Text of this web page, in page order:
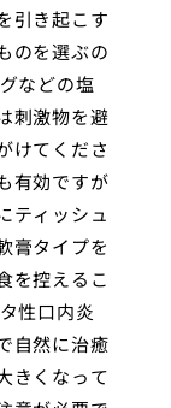
引き起こす
のを選ぶの
などの塩
刺激物を避
けてくださ
有効ですが
ティッシュ
膏タイプを
を控えるこ
性口内炎
自然に治癒
きくなって